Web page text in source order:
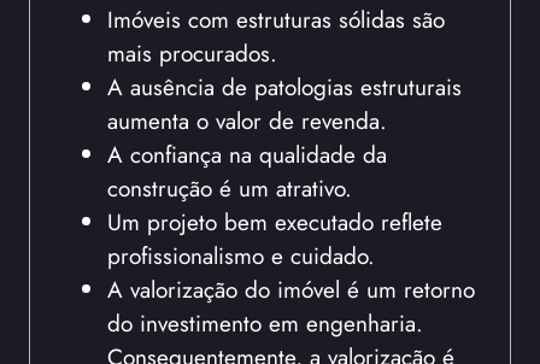
Imóveis com estruturas sólidas são
mais procurados.
A ausência de patologias estruturais
aumenta o valor de revenda.
A confiança na qualidade da
construção é um atrativo.
Um projeto bem executado reflete
profissionalismo e cuidado.
A valorização do imóvel é um retorno
do investimento em engenharia.
Consequentemente, a valorização é